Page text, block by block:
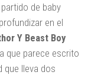
de baby
en el
Y Beast Boy
que parece escrito
que lleva dos